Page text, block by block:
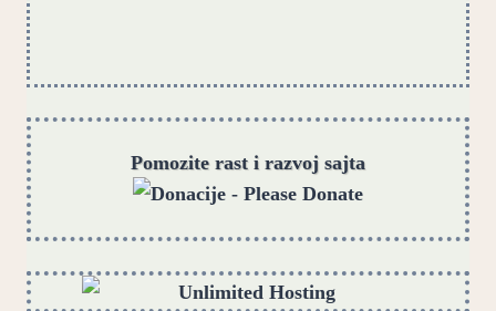
Pomozite rast i razvoj sajta